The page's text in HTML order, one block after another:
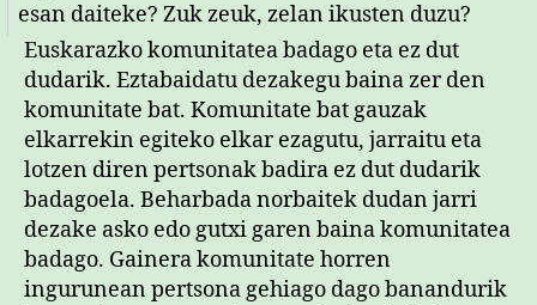
esan daiteke? Zuk zeuk, zelan ikusten duzu?
Euskarazko komunitatea badago eta ez dut
dudarik. Eztabaidatu dezakegu baina zer den
komunitate bat. Komunitate bat gauzak
elkarrekin egiteko elkar ezagutu, jarraitu eta
lotzen diren pertsonak badira ez dut dudarik
badagoela. Beharbada norbaitek dudan jarri
dezake asko edo gutxi garen baina komunitatea
badago. Gainera komunitate horren
ingurunean pertsona gehiago dago banandurik